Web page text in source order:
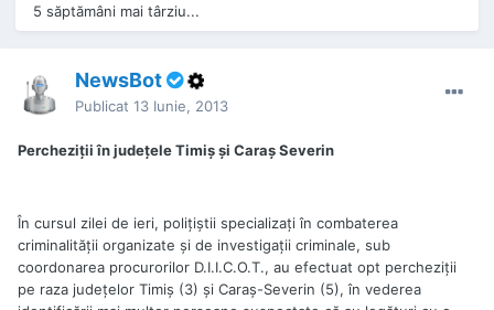
5 săptămâni mai târziu...
NewsBot
Publicat 13 Iunie, 2013
Percheziţii în judeţele Timiş şi Caraş Severin
În cursul zilei de ieri, poliţiştii specializaţi în combaterea
criminalităţii organizate şi de investigaţii criminale, sub
coordonarea procurorilor D.I.I.C.O.T., au efectuat opt percheziţii
pe raza judeţelor Timiş (3) şi Caraş-Severin (5), în vederea